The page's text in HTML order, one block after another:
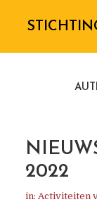
2022
in: Activiteiten